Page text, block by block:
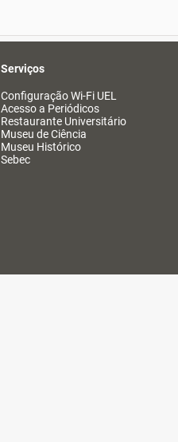
Serviços
Configuração Wi-Fi UEL
Acesso a Periódicos
Restaurante Universitário
Museu de Ciência
Museu Histórico
Sebec